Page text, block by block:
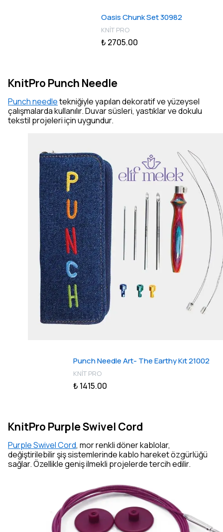
Oasis Chunk Set 30982
KNİT PRO
₺ 2705.00
KnitPro Punch Needle
Punch needletekniğiyle yapılan dekoratif ve yüzeysel
çalışmalarda kullanılır. Duvar süsleri, yastıklar ve dokulu
tekstil projeleri için uygundur.
Punch Needle Art- The Earthy Kıt 21002
KNİT PRO
₺ 1415.00
KnitPro Purple Swivel Cord
Purple Swivel Cord, mor renkli döner kablolar,
değiştirilebilir şiş sistemlerinde kablo hareket özgürlüğü
sağlar. Özellikle geniş ilmekli projelerde tercih edilir.